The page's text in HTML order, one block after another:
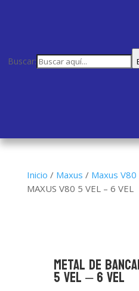
Buscar:
Inicio / Maxus / Maxus V80
MAXUS V80 5 VEL – 6 VEL
METAL DE
5 VEL – 6 VEL